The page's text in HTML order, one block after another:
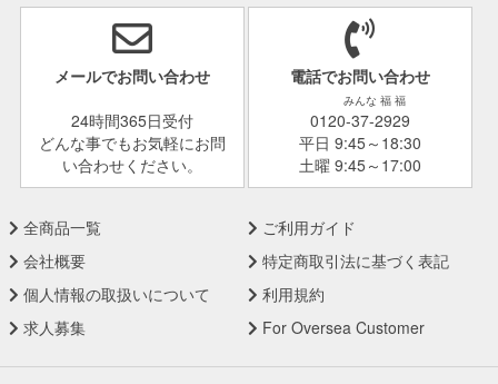
メールでお問い合わせ
24時間365日受付
どんな事でもお気軽にお問
い合わせください。
電話でお問い合わせ
みんな 福 福
0120-37-2929
平日 9:45～18:30
土曜 9:45～17:00
全商品一覧
ご利用ガイド
会社概要
特定商取引法に基づく表記
個人情報の取扱いについて
利用規約
求人募集
For Oversea Customer